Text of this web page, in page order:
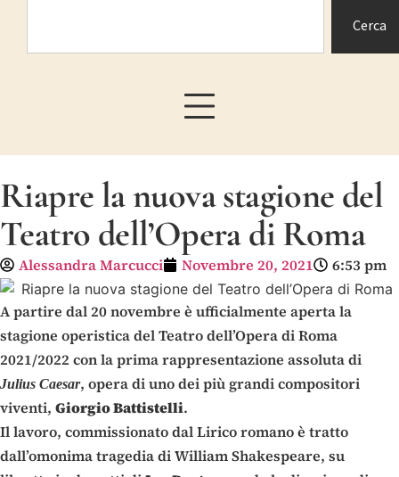
Cerca
Riapre la nuova stagione del
Teatro dell’Opera di Roma
Alessandra Marcucci Novembre 20, 2021 6:53 pm
A partire dal 20 novembre è ufficialmente aperta la
stagione operistica del Teatro dell’Opera di Roma
2021/2022 con la prima rappresentazione assoluta di
Julius Caesar, opera di uno dei più grandi compositori
viventi, Giorgio Battistelli.
Il lavoro, commissionato dal Lirico romano è tratto
dall’omonima tragedia di William Shakespeare, su